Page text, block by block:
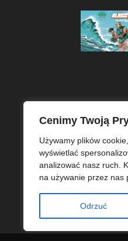
Cenimy Twoją
Używamy plików
wyświetlać
analizować nasz ruch.
na używanie przez nas
Odrzuć